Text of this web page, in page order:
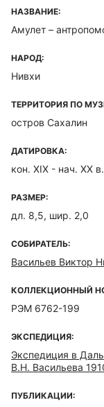
НАЗВАНИЕ:
Амулет –
НАРОД:
Нивхи
ТЕРРИТОРИЯ ПО
остров Сахалин
ДАТИРОВКА:
кон. ХIХ - нач. ХХ в.
РАЗМЕР:
дл. 8,5, шир. 2,0
СОБИРАТЕЛЬ:
Васильев Виктор
КОЛЛЕКЦИОННЫЙ
РЭМ 6762-199
ЭКСПЕДИЦИЯ:
Экспедиция в
В.Н. Васильева
ПУБЛИКАЦИИ: